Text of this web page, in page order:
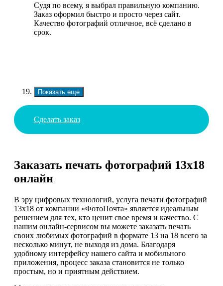
Судя по всему, я выбрал правильную компанию.
Заказ оформил быстро и просто через сайт.
Качество фотографий отличное, всё сделано в
срок.
Показать еще
Сделать заказ
Заказать печать фотографий 13х18
онлайн
В эру цифровых технологий, услуга печати фотографий
13х18 от компании «ФотоПочта» является идеальным
решением для тех, кто ценит свое время и качество. С
нашим онлайн-сервисом вы можете заказать печать
своих любимых фотографий в формате 13 на 18 всего за
несколько минут, не выходя из дома. Благодаря
удобному интерфейсу нашего сайта и мобильного
приложения, процесс заказа становится не только
простым, но и приятным действием.